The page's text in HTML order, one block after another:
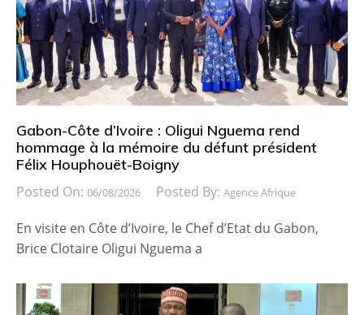
Gabon-Côte d’Ivoire : Oligui Nguema rend
hommage à la mémoire du défunt président
Félix Houphouët-Boigny
Posted On: 06/08/2026 Posted By: Agence Afrique
En visite en Côte d’Ivoire, le Chef d’Etat du Gabon,
Brice Clotaire Oligui Nguema a